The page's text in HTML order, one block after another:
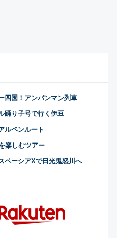
四国！アンパンマン列車
踊り子号で行く伊豆
ルペンルート
楽しむツアー
ペーシアXで日光鬼怒川へ